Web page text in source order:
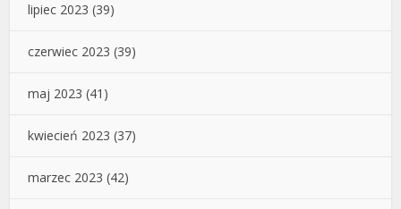
lipiec 2023 (39)
czerwiec 2023 (39)
maj 2023 (41)
kwiecień 2023 (37)
marzec 2023 (42)